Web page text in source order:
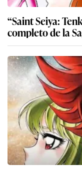
“Saint Seiya:
completo de la